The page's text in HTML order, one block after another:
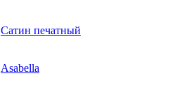
Сатин печатный
Asabella